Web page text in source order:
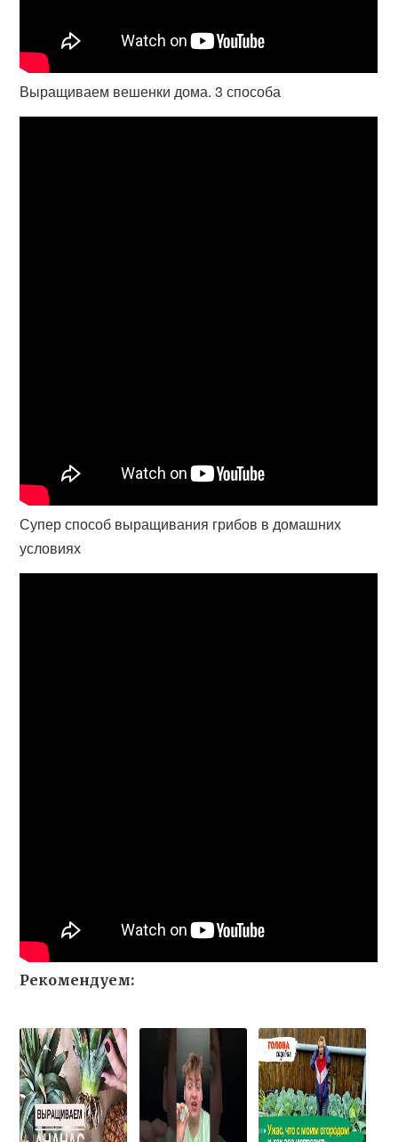
Выращиваем вешенки дома. 3 способа
Супер способ выращивания грибов в домашних
условиях
Рекомендуем: